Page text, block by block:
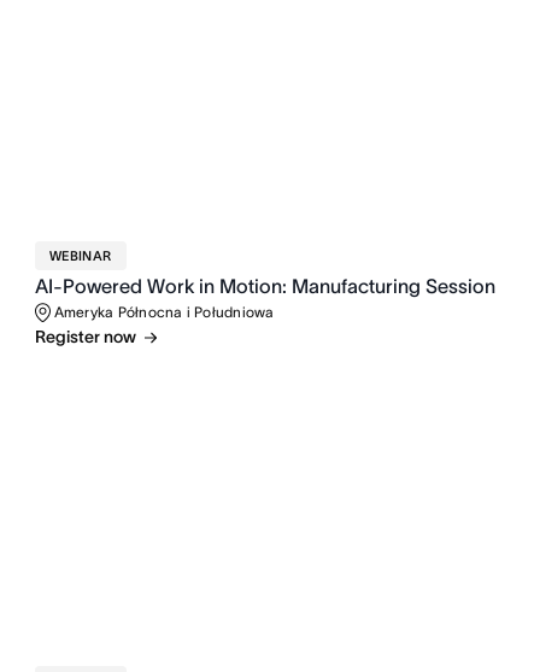
WEBINAR
AI-Powered Work in Motion: Manufacturing Session
Ameryka Północna i Południowa
Register now